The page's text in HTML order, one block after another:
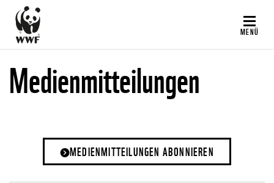
Direkt
zum
Inhalt
MENÜ
Medienmitteilungen
MEDIENMITTEILUNGEN ABONNIEREN